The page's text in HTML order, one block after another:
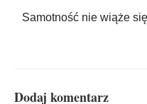
Samotność nie wiąże
Dodaj komentarz